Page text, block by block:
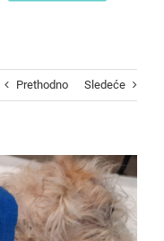
Prethodno Sledeće